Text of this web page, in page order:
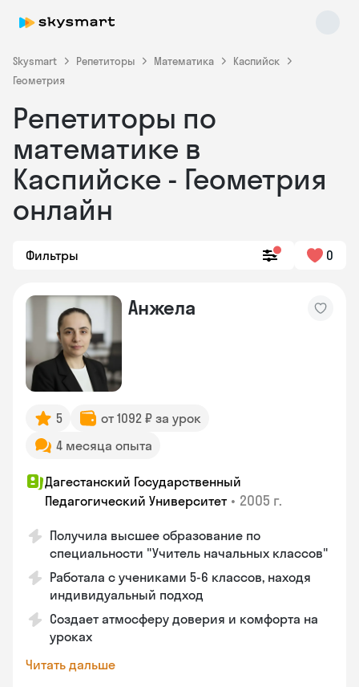
Skysmart Репетиторы Математика
Каспийск
Геометрия
Репетиторы по
математике в
Каспийске - Геометрия
онлайн
Фильтры 0
Анжела
5
от 1092 ₽ за урок
4 месяца опыта
Дагестанский Государственный
Педагогический Университет • 2005 г.
Получила высшее образование по
специальности "Учитель начальных классов"
Работала с учениками 5-6 классов, находя
индивидуальный подход
Создает атмосферу доверия и комфорта на
уроках
Читать дальше